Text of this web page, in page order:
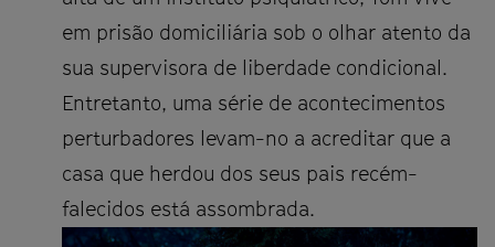
em prisão domiciliária sob o olhar atento da
sua supervisora de liberdade condicional.
Entretanto, uma série de acontecimentos
perturbadores levam-no a acreditar que a
casa que herdou dos seus pais recém-
falecidos está assombrada.